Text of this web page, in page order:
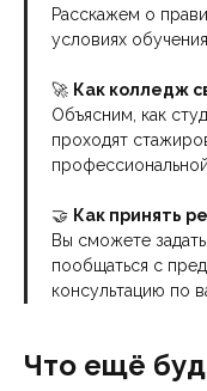
Расскажем о
условиях
🚀 Как колледж
Объясним, как
проходят
🤝 Как принять
Вы сможете
пообщаться с
консультацию по
Что ещё